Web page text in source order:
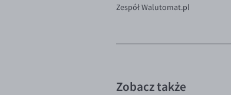
Zespół Walutomat.pl
Zobacz także